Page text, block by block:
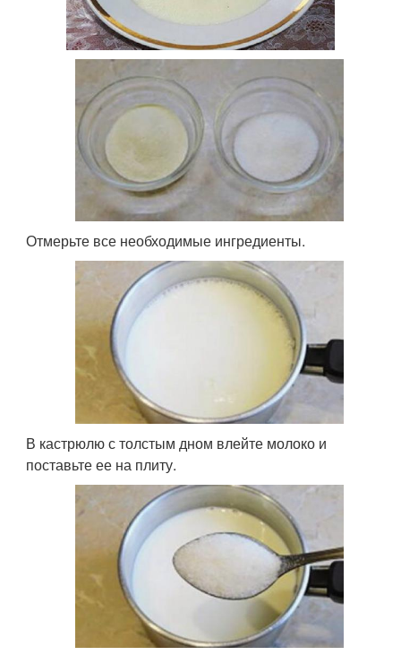
Отмерьте все необходимые ингредиенты.
В кастрюлю с толстым дном влейте молоко и
поставьте ее на плиту.